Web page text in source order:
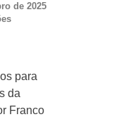
de 2025
para
da
Franco